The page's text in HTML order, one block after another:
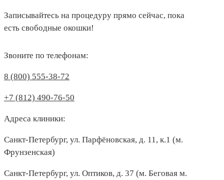
Записывайтесь на процедуру прямо сейчас, пока
есть свободные окошки!
Звоните по телефонам:
8 (800) 555-38-72
+7 (812) 490-76-50
Адреса клиники:
Санкт-Петербург, ул. Парфёновская, д. 11, к.1 (м.
Фрунзенская)
Санкт-Петербург, ул. Оптиков, д. 37 (м. Беговая м.